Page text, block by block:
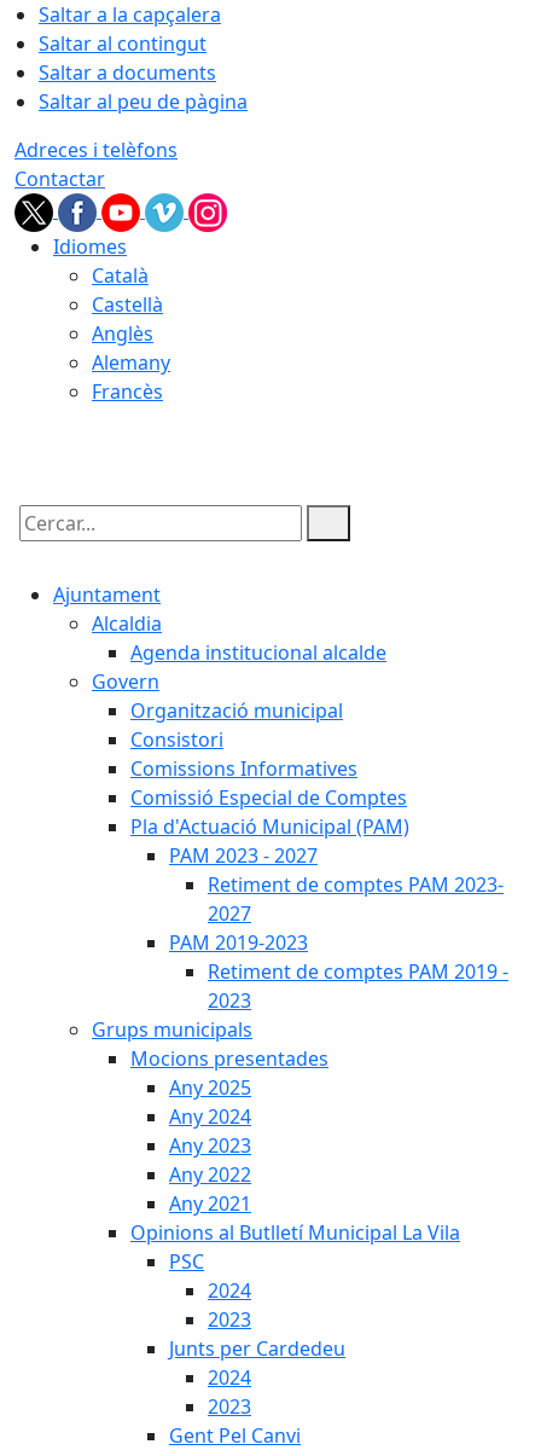
Saltar a la capçalera
Saltar al contingut
Saltar a documents
Saltar al peu de pàgina
Adreces i telèfons
Contactar
Idiomes
Català
Castellà
Anglès
Alemany
Francès
Cercar:
Ajuntament
Alcaldia
Agenda institucional alcalde
Govern
Organització municipal
Consistori
Comissions Informatives
Comissió Especial de Comptes
Pla d'Actuació Municipal (PAM)
PAM 2023 - 2027
Retiment de comptes PAM 2023-
2027
PAM 2019-2023
Retiment de comptes PAM 2019 -
2023
Grups municipals
Mocions presentades
Any 2025
Any 2024
Any 2023
Any 2022
Any 2021
Opinions al Butlletí Municipal La Vila
PSC
2024
2023
Junts per Cardedeu
2024
2023
Gent Pel Canvi